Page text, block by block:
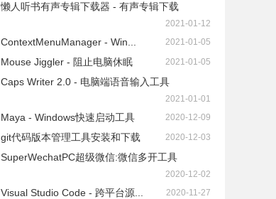
懒人听书有声专辑下载器 - 有声专辑下载
2021-01-12
ContextMenuManager - Win... 2021-01-05
Mouse Jiggler - 阻止电脑休眠 2021-01-05
Caps Writer 2.0 - 电脑端语音输入工具
2021-01-01
Maya - Windows快速启动工具 2020-12-09
git代码版本管理工具安装和下载 2020-12-03
SuperWechatPC超级微信:微信多开工具
2020-12-02
Visual Studio Code - 跨平台源... 2020-11-27